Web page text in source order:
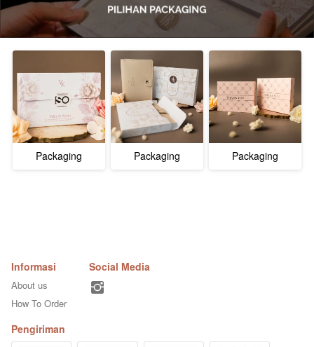
Packaging
Packaging
Packaging
Informasi
About us
How To Order
Social Media
Pengiriman